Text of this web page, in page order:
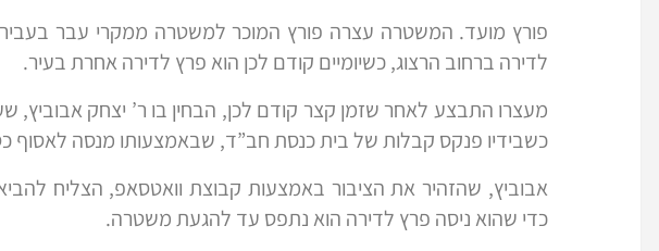
פורץ מועד. המשטרה עצרה פורץ המוכר למשטרה ממקרי עבר
לדירה ברחוב הרצוג, כשיומיים קודם לכן הוא פרץ לדירה אחרת בעיר.
מעצרו התבצע לאחר שזמן קצר קודם לכן, הבחין בו ר’ יצחק
כשבידיו פנקס קבלות של בית כנסת חב”ד, שבאמצעותו מנסה לאסוף
אבוביץ, שהזהיר את הציבור באמצעות קבוצת וואטסאפ, הצליח
כדי שהוא ניסה פרץ לדירה הוא נתפס עד להגעת משטרה.